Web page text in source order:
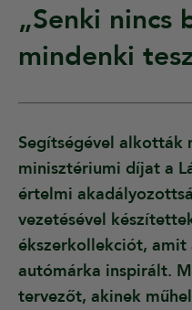
„Senki nincs
mindenki
Segítségével alkották
minisztériumi díjat a
értelmi
vezetésével
ékszerkollekciót, amit
autómárka inspirált.
tervezőt, akinek